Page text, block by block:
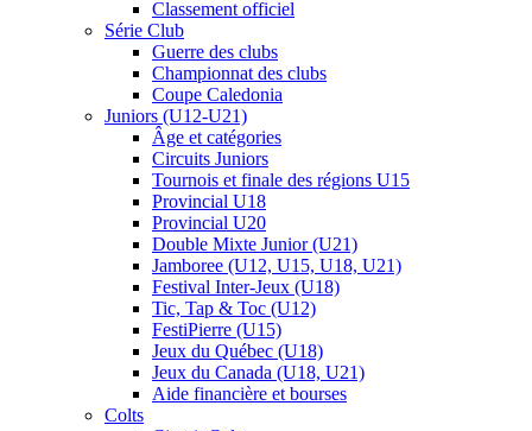
Classement officiel
Série Club
Guerre des clubs
Championnat des clubs
Coupe Caledonia
Juniors (U12-U21)
Âge et catégories
Circuits Juniors
Tournois et finale des régions U15
Provincial U18
Provincial U20
Double Mixte Junior (U21)
Jamboree (U12, U15, U18, U21)
Festival Inter-Jeux (U18)
Tic, Tap & Toc (U12)
FestiPierre (U15)
Jeux du Québec (U18)
Jeux du Canada (U18, U21)
Aide financière et bourses
Colts